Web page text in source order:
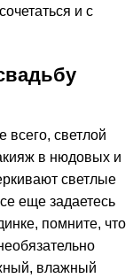
и с
светлой
в нюдовых и
светлые
еще задаетесь
помните, что
влажный